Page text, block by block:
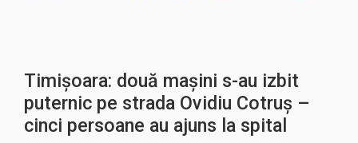
Timișoara: două mașini s-au izbit
puternic pe strada Ovidiu Cotruș –
cinci persoane au ajuns la spital